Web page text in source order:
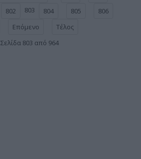
802 803 804 805
806
Επόμενο
Τέλος
Σελίδα 803 από 964